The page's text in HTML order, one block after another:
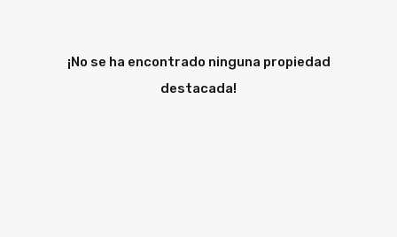
¡No se ha encontrado ninguna propiedad
destacada!